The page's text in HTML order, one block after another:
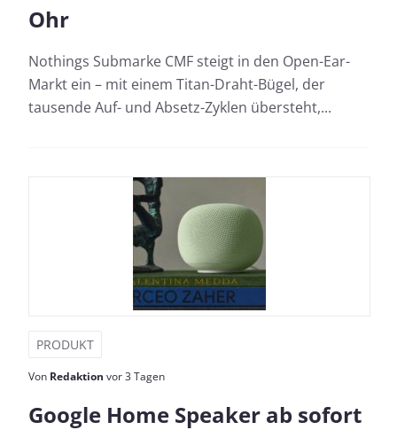
Ohr
Nothings Submarke CMF steigt in den Open-Ear-
Markt ein – mit einem Titan-Draht-Bügel, der
tausende Auf- und Absetz-Zyklen übersteht,...
PRODUKT
Von Redaktion vor 3 Tagen
Google Home Speaker ab sofort